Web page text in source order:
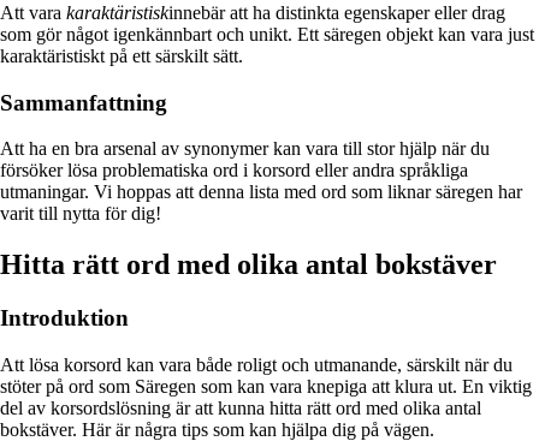
Att vara karaktäristiskinnebär att ha distinkta egenskaper eller drag
som gör något igenkännbart och unikt. Ett säregen objekt kan vara just
karaktäristiskt på ett särskilt sätt.
Sammanfattning
Att ha en bra arsenal av synonymer kan vara till stor hjälp när du
försöker lösa problematiska ord i korsord eller andra språkliga
utmaningar. Vi hoppas att denna lista med ord som liknar säregen har
varit till nytta för dig!
Hitta rätt ord med olika antal bokstäver
Introduktion
Att lösa korsord kan vara både roligt och utmanande, särskilt när du
stöter på ord som Säregen som kan vara knepiga att klura ut. En viktig
del av korsordslösning är att kunna hitta rätt ord med olika antal
bokstäver. Här är några tips som kan hjälpa dig på vägen.